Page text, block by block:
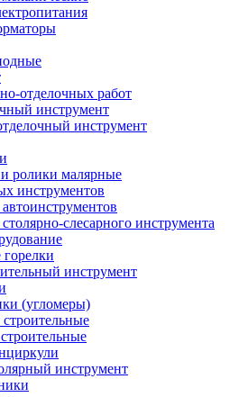
отделочных работ
инструмент
инструмент
ролики малярные
инструментов
слесарного инструмента
горелки
инструмент
(угломеры)
строительные
инструмент